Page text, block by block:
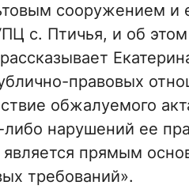
сооружением
с. Птичья, и об
правовых
обжалуемого
либо нарушений ее
прямым
требований».